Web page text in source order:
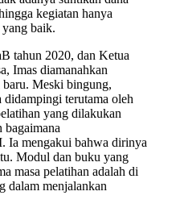
kegiatan hanya
yang baik.
tahun 2020, dan Ketua
Imas diamanahkan
Meski bingung,
didampingi terutama oleh
yang dilakukan
bagaimana
Ia mengakui bahwa dirinya
Modul dan buku yang
masa pelatihan adalah di
dalam menjalankan